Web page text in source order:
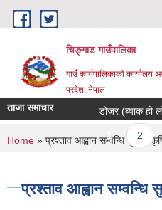
Skip to main content
चिङ्गाड गाउँपालिका
गाउँ कार्यपालिकाको कार्यालय
प्रदेश, नेपाल
ताजा समाचार डोजर (ब्याक हो
Pages
1 2
You are here
Home » प्रश्ताव आह्वान सम्वन्धि सुचना
प्रश्ताव आह्वान सम्वन्धि